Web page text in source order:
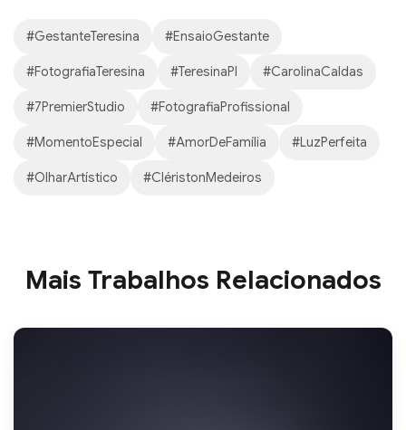
#GestanteTeresina #EnsaioGestante
#FotografiaTeresina #TeresinaPI #CarolinaCaldas
#7PremierStudio #FotografiaProfissional
#MomentoEspecial #AmorDeFamília #LuzPerfeita
#OlharArtístico #CléristonMedeiros
Mais Trabalhos Relacionados